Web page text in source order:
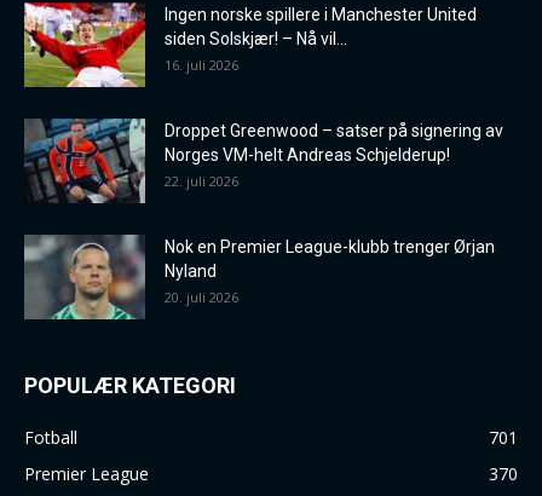
Ingen norske spillere i Manchester United
siden Solskjær! – Nå vil...
16. juli 2026
Droppet Greenwood – satser på signering av
Norges VM-helt Andreas Schjelderup!
22. juli 2026
Nok en Premier League-klubb trenger Ørjan
Nyland
20. juli 2026
POPULÆR KATEGORI
Fotball
701
Premier League
370